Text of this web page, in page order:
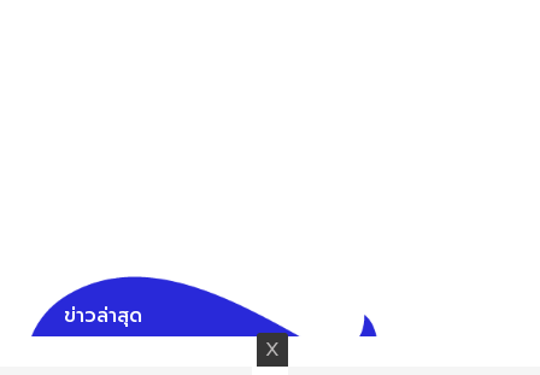
ข่าวล่าสุด